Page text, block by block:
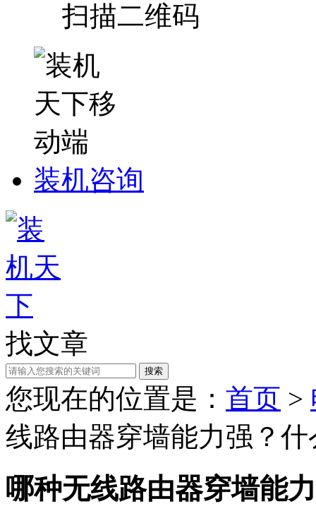
扫描二维码
装机咨询
找文章
搜索
您现在的位置是： 首页 >
线路由器穿墙能力强？
哪种无线路由器穿墙能